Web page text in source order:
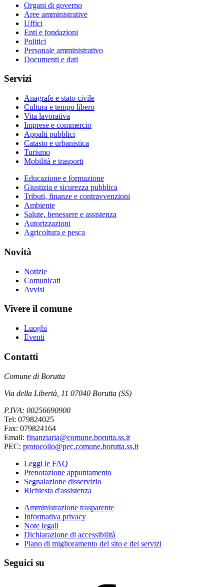
Organi di governo
Aree amministrative
Uffici
Enti e fondazioni
Politici
Personale amministrativo
Documenti e dati
Servizi
Anagrafe e stato civile
Cultura e tempo libero
Vita lavorativa
Imprese e commercio
Appalti pubblici
Catasto e urbanistica
Turismo
Mobilità e trasporti
Educazione e formazione
Giustizia e sicurezza pubblica
Tributi, finanze e contravvenzioni
Ambiente
Salute, benessere e assistenza
Autorizzazioni
Agricoltura e pesca
Novità
Notizie
Comunicati
Avvisi
Vivere il comune
Luoghi
Eventi
Contatti
Comune di Borutta
Via della Libertà, 11 07040 Borutta (SS)
P.IVA: 00256690900
Tel: 079824025
Fax: 079824164
Email: finanziaria@comune.borutta.ss.it
PEC: protocollo@pec.comune.borutta.ss.it
Leggi le FAQ
Prenotazione appuntamento
Segnalazione disservizio
Richiesta d'assistenza
Amministrazione trasparente
Informativa privacy
Note legali
Dichiarazione di accessibilità
Piano di miglioramento del sito e dei servizi
Seguici su